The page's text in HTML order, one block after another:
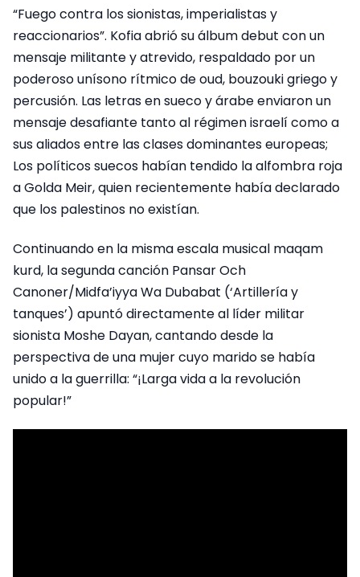
“Fuego contra los sionistas, imperialistas y
reaccionarios”. Kofia abrió su álbum debut con un
mensaje militante y atrevido, respaldado por un
poderoso unísono rítmico de oud, bouzouki griego y
percusión. Las letras en sueco y árabe enviaron un
mensaje desafiante tanto al régimen israelí como a
sus aliados entre las clases dominantes europeas;
Los políticos suecos habían tendido la alfombra roja
a Golda Meir, quien recientemente había declarado
que los palestinos no existían.
Continuando en la misma escala musical maqam
kurd, la segunda canción Pansar Och
Canoner/Midfa’iyya Wa Dubabat (‘Artillería y
tanques’) apuntó directamente al líder militar
sionista Moshe Dayan, cantando desde la
perspectiva de una mujer cuyo marido se había
unido a la guerrilla: “¡Larga vida a la revolución
popular!”